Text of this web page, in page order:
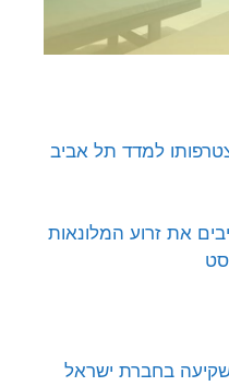
למדד תל אביב
את זרוע המלונאות
בחברת ישראל